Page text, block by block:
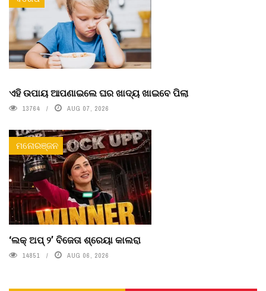
ଏହି ଉପାୟ ଆପଣାଇଲେ ଘର ଖାଦ୍ୟ ଖାଇବେ ପିଲା
13764 AUG 07, 2026
ମନୋରଞ୍ଜନ
‘ଲକ୍ ଅପ୍ ୨’ ବିଜେତା ଶ୍ରେୟା କାଲରା
14851 AUG 06, 2026